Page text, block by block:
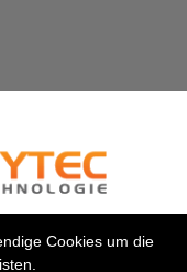
Cookies um die